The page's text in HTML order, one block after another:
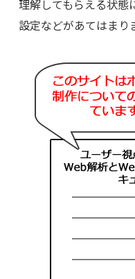
理解してもらえる状態
設定などがあてはまり